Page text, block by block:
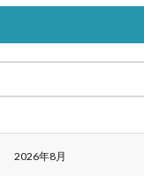
2026年8月